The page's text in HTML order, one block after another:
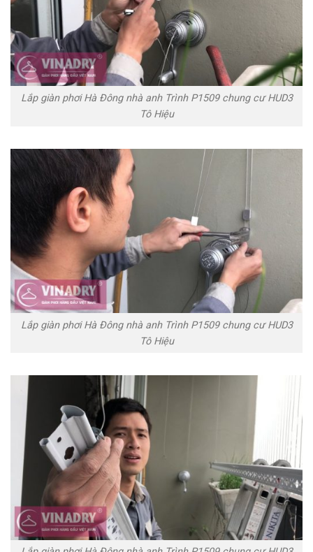
Lắp giàn phơi Hà Đông nhà anh Trình P1509 chung cư HUD3
Tô Hiệu
Lắp giàn phơi Hà Đông nhà anh Trình P1509 chung cư HUD3
Tô Hiệu